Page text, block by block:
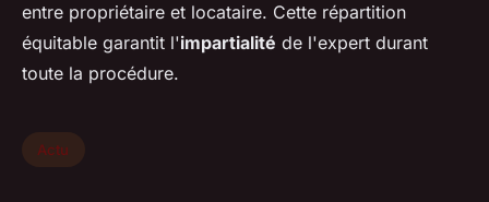
entre propriétaire et locataire. Cette répartition
équitable garantit l'impartialité de l'expert durant
toute la procédure.
Actu